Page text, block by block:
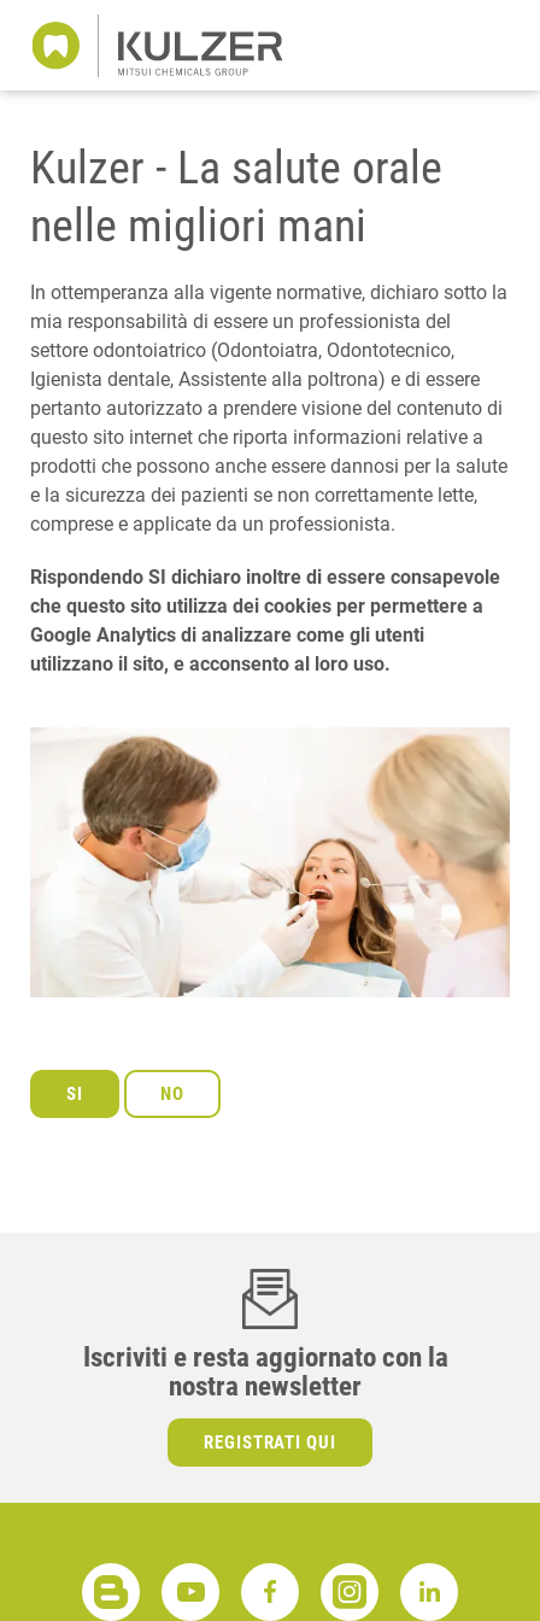
Kulzer - La salute orale
nelle migliori mani
In ottemperanza alla vigente normative, dichiaro sotto la
mia responsabilità di essere un professionista del
settore odontoiatrico (Odontoiatra, Odontotecnico,
Igienista dentale, Assistente alla poltrona) e di essere
pertanto autorizzato a prendere visione del contenuto di
questo sito internet che riporta informazioni relative a
prodotti che possono anche essere dannosi per la salute
e la sicurezza dei pazienti se non correttamente lette,
comprese e applicate da un professionista.
Rispondendo SI dichiaro inoltre di essere consapevole
che questo sito utilizza dei cookies per permettere a
Google Analytics di analizzare come gli utenti
utilizzano il sito, e acconsento al loro uso.
Iscriviti e resta aggiornato con la
nostra newsletter
REGISTRATI QUI